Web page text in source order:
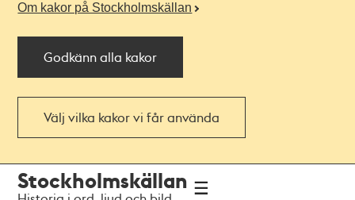
Om kakor på Stockholmskällan
Godkänn alla kakor
Välj vilka kakor vi får använda
navigationen
huvudinnehållet
Stockholmskällan